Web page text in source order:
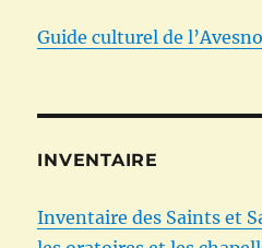
Guide culturel de
INVENTAIRE
Inventaire des Saints et